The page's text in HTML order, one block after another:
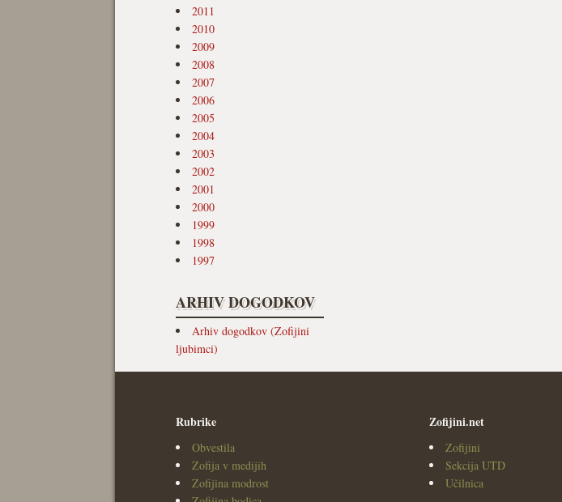
2011
2010
2009
2008
2007
2006
2005
2004
2003
2002
2001
2000
1999
1998
1997
ARHIV DOGODKOV
Arhiv dogodkov (Zofijini
ljubimci)
Rubrike
Obvestila
Zofija v medijih
Zofijina modrost
Zofijini.net
Zofijini
Sekcija UTD
Učilnica